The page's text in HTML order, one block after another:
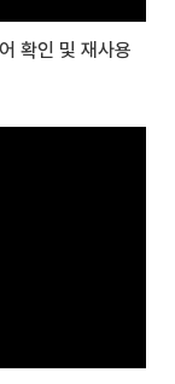
확인 및 재사용